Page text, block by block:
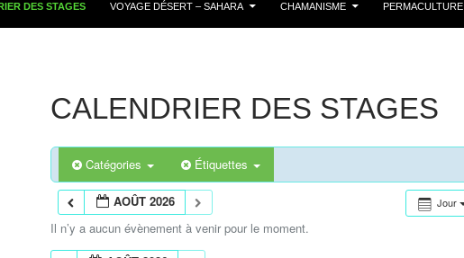
DES STAGES VOYAGE DÉSERT – SAHARA CHAMANISME PERMACULTURE
CALENDRIER DES STAGES
Catégories Étiquettes
Jour
AOÛT 2026
Il n’y a aucun évènement à venir pour le moment.